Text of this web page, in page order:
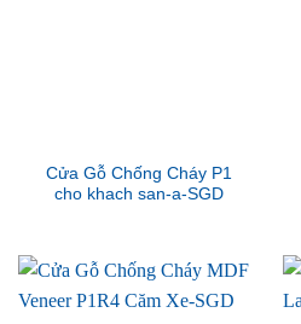
Cửa Gỗ Chống Cháy P1
cho khach san-a-SGD